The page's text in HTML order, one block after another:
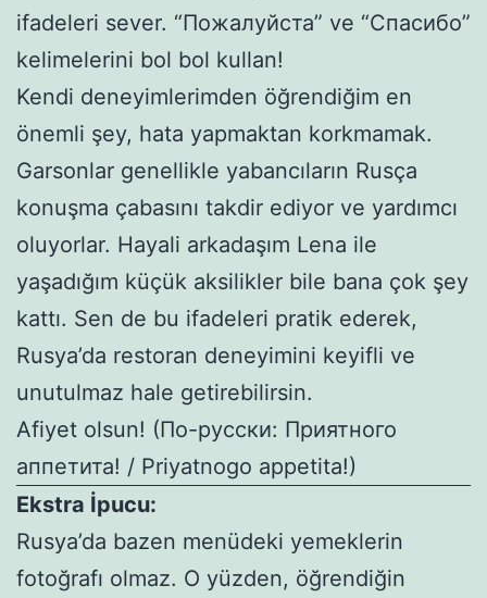
ifadeleri sever. “Пожалуйста” ve “Спасибо”
kelimelerini bol bol kullan!
Kendi deneyimlerimden öğrendiğim en
önemli şey, hata yapmaktan korkmamak.
Garsonlar genellikle yabancıların Rusça
konuşma çabasını takdir ediyor ve yardımcı
oluyorlar. Hayali arkadaşım Lena ile
yaşadığım küçük aksilikler bile bana çok şey
kattı. Sen de bu ifadeleri pratik ederek,
Rusya’da restoran deneyimini keyifli ve
unutulmaz hale getirebilirsin.
Afiyet olsun! (По-русски: Приятного
аппетита! / Priyatnogo appetita!)
Ekstra İpucu:
Rusya’da bazen menüdeki yemeklerin
fotoğrafı olmaz. O yüzden, öğrendiğin